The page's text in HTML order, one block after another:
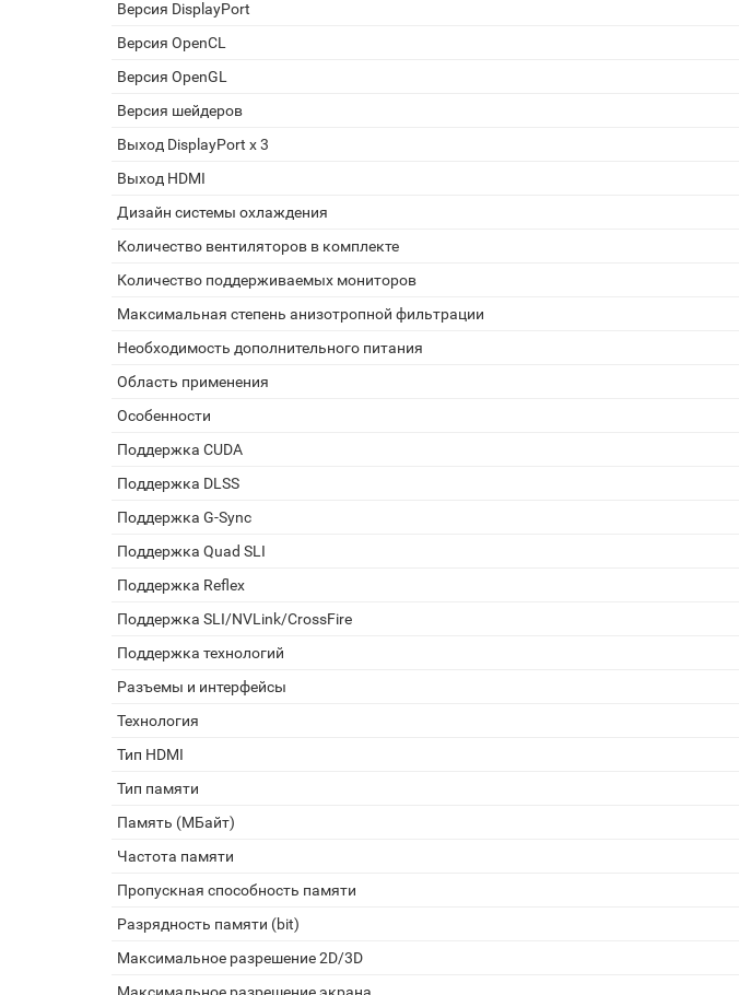
Версия DisplayPort
Версия OpenCL
Версия OpenGL
Версия шейдеров
Выход DisplayPort x 3
Выход HDMI
Дизайн системы охлаждения
Количество вентиляторов в комплекте
Количество поддерживаемых мониторов
Максимальная степень анизотропной фильтрации
Необходимость дополнительного питания
Область применения
Особенности
Поддержка CUDA
Поддержка DLSS
Поддержка G-Sync
Поддержка Quad SLI
Поддержка Reflex
Поддержка SLI/NVLink/CrossFire
Поддержка технологий
Разъемы и интерфейсы
Технология
Тип HDMI
Тип памяти
Память (МБайт)
Частота памяти
Пропускная способность памяти
Разрядность памяти (bit)
Максимальное разрешение 2D/3D